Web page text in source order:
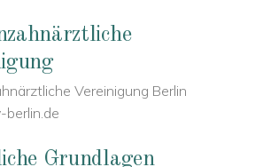
Vereinigung Berlin
Grundlagen